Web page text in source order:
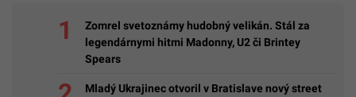
Zomrel svetoznámy hudobný velikán. Stál za
legendárnymi hitmi Madonny, U2 či Brintey
Spears
Mladý Ukrajinec otvoril v Bratislave nový street